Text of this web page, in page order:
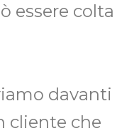
essere colta
davanti
cliente che